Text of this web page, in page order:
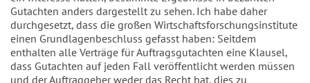
Gutachten anders dargestellt zu sehen. Ich habe daher
durchgesetzt, dass die großen Wirtschaftsforschungsinstitute
einen Grundlagenbeschluss gefasst haben: Seitdem
enthalten alle Verträge für Auftragsgutachten eine Klausel,
dass Gutachten auf jeden Fall veröffentlicht werden müssen
und der Auftraggeber weder das Recht hat, dies zu